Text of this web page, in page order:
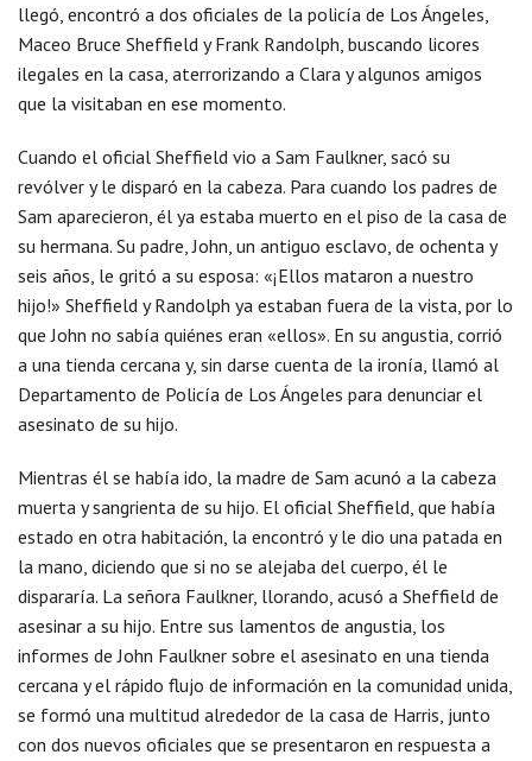
llegó, encontró a dos oficiales de la policía de Los Ángeles,
Maceo Bruce Sheffield y Frank Randolph, buscando licores
ilegales en la casa, aterrorizando a Clara y algunos amigos
que la visitaban en ese momento.
Cuando el oficial Sheffield vio a Sam Faulkner, sacó su
revólver y le disparó en la cabeza. Para cuando los padres de
Sam aparecieron, él ya estaba muerto en el piso de la casa de
su hermana. Su padre, John, un antiguo esclavo, de ochenta y
seis años, le gritó a su esposa: «¡Ellos mataron a nuestro
hijo!» Sheffield y Randolph ya estaban fuera de la vista, por lo
que John no sabía quiénes eran «ellos». En su angustia, corrió
a una tienda cercana y, sin darse cuenta de la ironía, llamó al
Departamento de Policía de Los Ángeles para denunciar el
asesinato de su hijo.
Mientras él se había ido, la madre de Sam acunó a la cabeza
muerta y sangrienta de su hijo. El oficial Sheffield, que había
estado en otra habitación, la encontró y le dio una patada en
la mano, diciendo que si no se alejaba del cuerpo, él le
dispararía. La señora Faulkner, llorando, acusó a Sheffield de
asesinar a su hijo. Entre sus lamentos de angustia, los
informes de John Faulkner sobre el asesinato en una tienda
cercana y el rápido flujo de información en la comunidad unida,
se formó una multitud alrededor de la casa de Harris, junto
con dos nuevos oficiales que se presentaron en respuesta a